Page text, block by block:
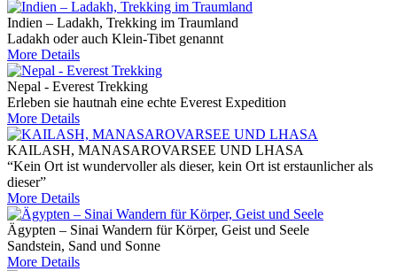
Indien – Ladakh, Trekking im Traumland
Ladakh oder auch Klein-Tibet genannt
More Details
Nepal - Everest Trekking
Erleben sie hautnah eine echte Everest Expedition
More Details
KAILASH, MANASAROVARSEE UND LHASA
“Kein Ort ist wundervoller als dieser, kein Ort ist erstaunlicher als
dieser”
More Details
Ägypten – Sinai Wandern für Körper, Geist und Seele
Sandstein, Sand und Sonne
More Details